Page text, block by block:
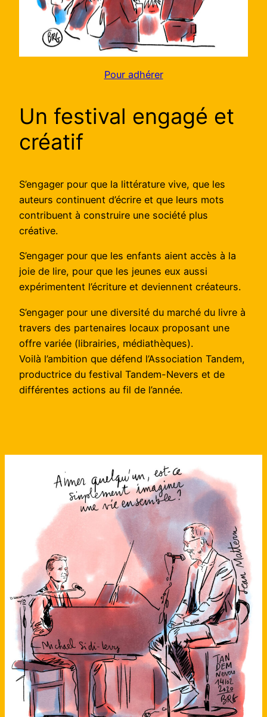
Pour adhérer
Un festival engagé et
créatif
S’engager pour que la littérature vive, que les
auteurs continuent d’écrire et que leurs mots
contribuent à construire une société plus
créative.
S’engager pour que les enfants aient accès à la
joie de lire, pour que les jeunes eux aussi
expérimentent l’écriture et deviennent créateurs.
S’engager pour une diversité du marché du livre à
travers des partenaires locaux proposant une
offre variée (librairies, médiathèques).
Voilà l’ambition que défend l’Association Tandem,
productrice du festival Tandem-Nevers et de
différentes actions au fil de l’année.